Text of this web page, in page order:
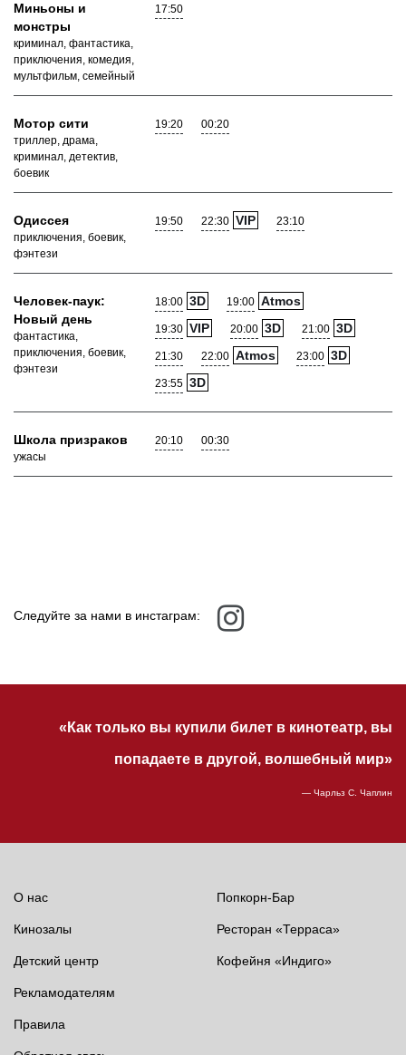
Миньоны и
монстры
криминал, фантастика,
приключения, комедия,
мультфильм, семейный
17:50
Мотор сити
триллер, драма,
криминал, детектив,
боевик
19:20 00:20
Одиссея
приключения, боевик,
фэнтези
19:50 22:30 VIP 23:10
Человек-паук:
Новый день
фантастика,
приключения, боевик,
фэнтези
18:00 3D 19:00 Atmos
19:30 VIP 20:00 3D 21:00 3D
21:30 22:00 Atmos 23:00 3D
23:55 3D
Школа призраков
ужасы
20:10 00:30
Следуйте за нами в инстаграм:
«Как только вы купили билет в кинотеатр, вы
попадаете в другой, волшебный мир»
— Чарльз С. Чаплин
О нас
Кинозалы
Детский центр
Попкорн-Бар
Ресторан «Терраса»
Кофейня «Индиго»
Рекламодателям
Правила